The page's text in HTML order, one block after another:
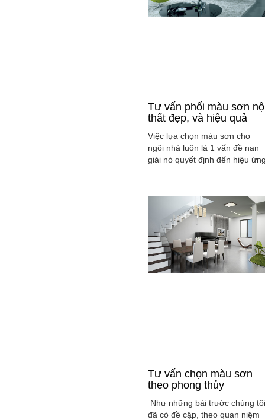
Tư vấn phối màu sơn
thất đẹp, và hiệu quả
Việc lựa chọn màu sơn cho
ngôi nhà luôn là 1 vấn đề nan
giải nó quyết định đến hiệu
của gia đình bạn.
Tư vấn chọn màu sơn
theo phong thủy
Như những bài trước chúng tôi
đã có đề cập, theo quan niệm